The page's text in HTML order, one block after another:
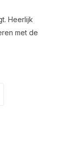
Heerlijk
met de